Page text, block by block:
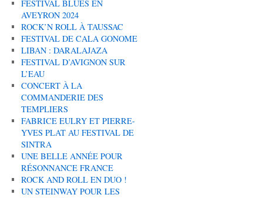
FESTIVAL BLUES EN
AVEYRON 2024
ROCK’N ROLL À TAUSSAC
FESTIVAL DE CALA GONOME
LIBAN : DARALAJAZA
FESTIVAL D’AVIGNON SUR
L’EAU
CONCERT À LA
COMMANDERIE DES
TEMPLIERS
FABRICE EULRY ET PIERRE-
YVES PLAT AU FESTIVAL DE
SINTRA
UNE BELLE ANNÉE POUR
RÉSONNANCE FRANCE
ROCK AND ROLL EN DUO !
UN STEINWAY POUR LES